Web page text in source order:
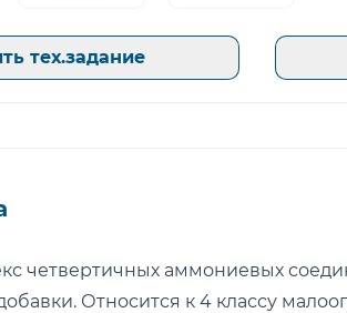
тех.задание
четвертичных аммониевых
Относится к 4 классу